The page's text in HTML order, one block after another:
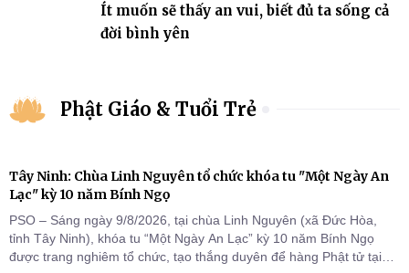
Ít muốn sẽ thấy an vui, biết đủ ta sống cả
đời bình yên
Phật Giáo & Tuổi Trẻ
Tây Ninh: Chùa Linh Nguyên tổ chức khóa tu "Một Ngày An
Lạc" kỳ 10 năm Bính Ngọ
PSO – Sáng ngày 9/8/2026, tại chùa Linh Nguyên (xã Đức Hòa,
tỉnh Tây Ninh), khóa tu “Một Ngày An Lạc” kỳ 10 năm Bính Ngọ
được trang nghiêm tổ chức, tạo thắng duyên để hàng Phật tử tại